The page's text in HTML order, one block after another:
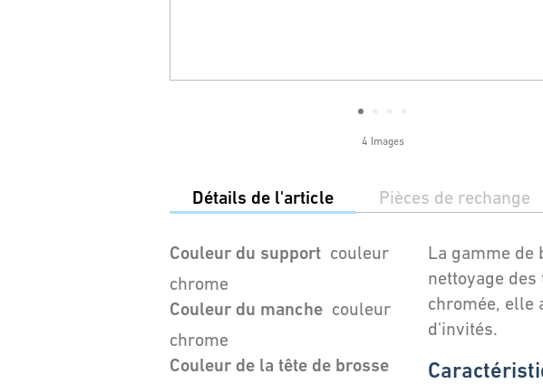
4 Images
Détails de l'article Pièces de rechange
Couleur du support couleur
chrome
Couleur du manche couleur
chrome
Couleur de la tête de brosse
La gamme de
nettoyage
chromée, elle
d'invités.